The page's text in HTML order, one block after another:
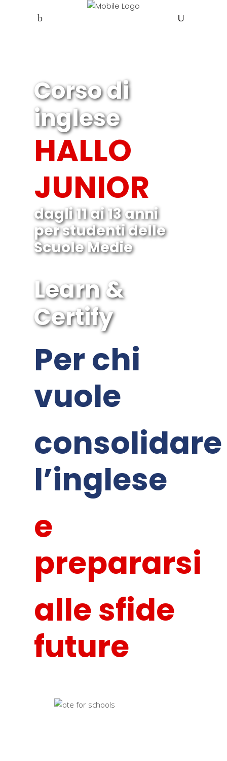
Corso di
inglese
HALLO
JUNIOR
dagli 11 ai 13 anni
per studenti delle
Scuole Medie
Learn &
Certify
Per chi
vuole
consolidare
l’inglese
e
prepararsi
alle sfide
future